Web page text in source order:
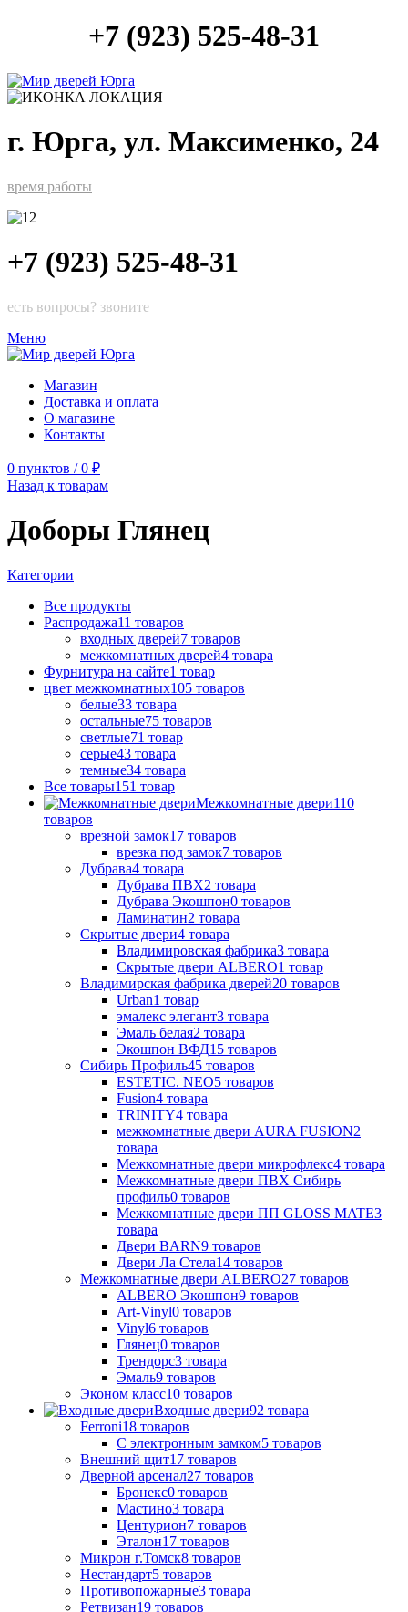
+7 (923) 525-48-31
г. Юрга, ул. Максименко, 24
время работы
+7 (923) 525-48-31
есть вопросы? звоните
Меню
Магазин
Доставка и оплата
О магазине
Контакты
0 пунктов / 0 ₽
Назад к товарам
Доборы Глянец
Категории
Все продукты
Распродажа11 товаров
входных дверей7 товаров
межкомнатных дверей4 товара
Фурнитура на сайте1 товар
цвет межкомнатных105 товаров
белые33 товара
остальные75 товаров
светлые71 товар
серые43 товара
темные34 товара
Все товары151 товар
Межкомнатные двери110
товаров
врезной замок17 товаров
врезка под замок7 товаров
Дубрава4 товара
Дубрава ПВХ2 товара
Дубрава Экошпон0 товаров
Ламинатин2 товара
Скрытые двери4 товара
Владимировская фабрика3 товара
Скрытые двери ALBERO1 товар
Владимирская фабрика дверей20 товаров
Urban1 товар
эмалекс элегант3 товара
Эмаль белая2 товара
Экошпон ВФД15 товаров
Сибирь Профиль45 товаров
ESTETIC. NEO5 товаров
Fusion4 товара
TRINITY4 товара
межкомнатные двери AURA FUSION2
товара
Межкомнатные двери микрофлекс4 товара
Межкомнатные двери ПВХ Сибирь
профиль0 товаров
Межкомнатные двери ПП GLOSS MATE3
товара
Двери BARN9 товаров
Двери Ла Стела14 товаров
Межкомнатные двери ALBERO27 товаров
ALBERO Экошпон9 товаров
Art-Vinyl0 товаров
Vinyl6 товаров
Глянец0 товаров
Трендорс3 товара
Эмаль9 товаров
Эконом класс10 товаров
Входные двери92 товара
Ferroni18 товаров
С электронным замком5 товаров
Внешний щит17 товаров
Дверной арсенал27 товаров
Бронекс0 товаров
Мастино3 товара
Центурион7 товаров
Эталон17 товаров
Микрон г.Томск8 товаров
Нестандарт5 товаров
Противопожарные3 товара
Ретвизан19 товаров